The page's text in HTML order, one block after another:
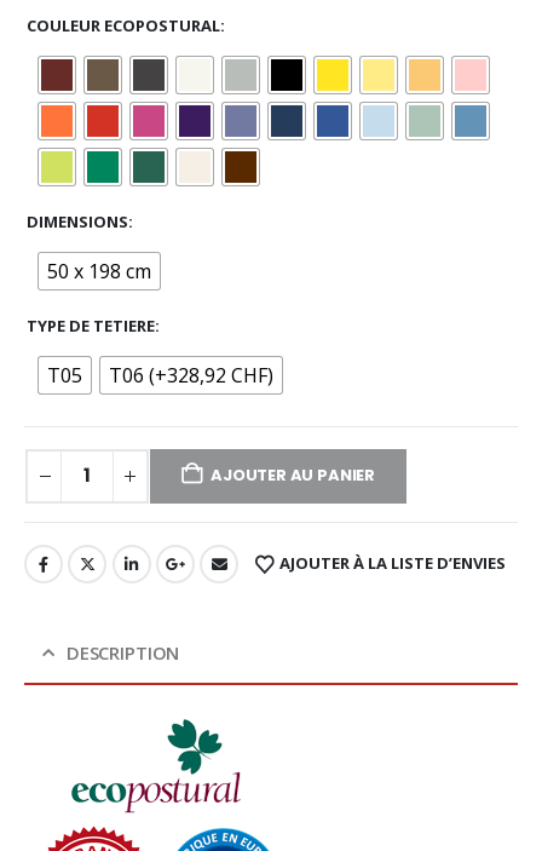
COULEUR ECOPOSTURAL
DIMENSIONS
50 x 198 cm
TYPE DE TETIERE
T05 T06 (+328,92 CHF)
AJOUTER AU PANIER
AJOUTER À LA LISTE D’ENVIES
DESCRIPTION